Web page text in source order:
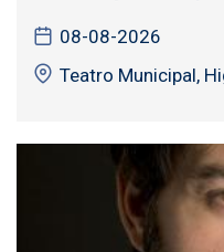
08-08-2026
Teatro Municipal,